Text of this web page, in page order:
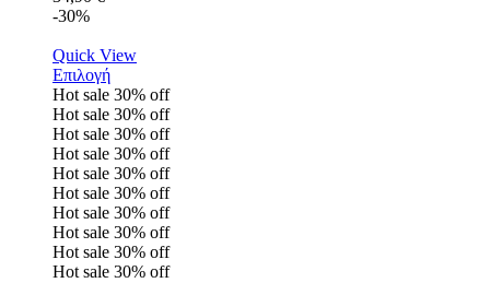
-30%
Quick View
Επιλογή
Hot sale 30% off
Hot sale 30% off
Hot sale 30% off
Hot sale 30% off
Hot sale 30% off
Hot sale 30% off
Hot sale 30% off
Hot sale 30% off
Hot sale 30% off
Hot sale 30% off